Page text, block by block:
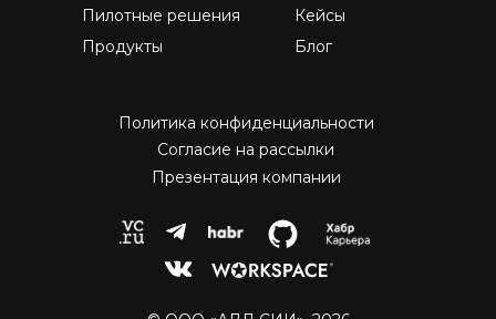
Презентация компании
Согласие на рассылки
Политика конфиденциальности
Блог
Продукты
Пилотные решения Кейсы